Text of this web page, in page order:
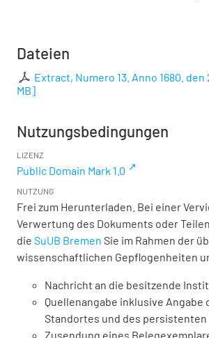
Dateien
Extract, Numero 13. Anno 1680. den
MB]
Nutzungsbedingungen
LIZENZ
Public Domain Mark 1.0
NUTZUNG
Frei zum Herunterladen. Bei einer
Verwertung des Dokuments oder
die SuUB Bremen Sie im Rahmen der
wissenschaftlichen Gepflogenheiten
Nachricht an die besitzende
Quellenangabe inklusive Angabe
Standortes und des
Zusendung eines